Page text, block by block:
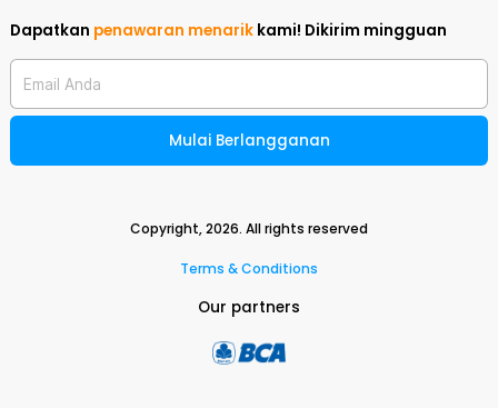
Dapatkan penawaran menarik kami! Dikirim mingguan
Email Anda
Mulai Berlangganan
Copyright,2026. All rights reserved
Terms & Conditions
Our partners